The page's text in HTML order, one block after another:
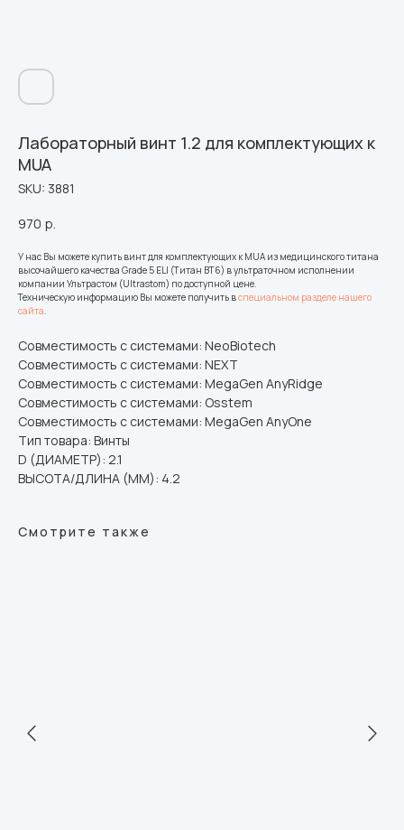
Лабораторный винт 1.2 для комплектующих к
MUA
SKU: 3881
970 р.
У нас Вы можете купить винт для комплектующих к MUA из медицинского титана
высочайшего качества Grade 5 ELI (Титан ВТ6) в ультраточном исполнении
компании Ультрастом (Ultrastom) по доступной цене.
Техническую информацию Вы можете получить вспециальном разделе нашего
сайта.
Совместимость с системами: NeoBiotech
Совместимость с системами: NEXT
Совместимость с системами: MegaGen AnyRidge
Совместимость с системами: Osstem
Совместимость с системами: MegaGen AnyOne
Тип товара: Винты
D (ДИАМЕТР): 2.1
ВЫСОТА/ДЛИНА (ММ): 4.2
Смотрите также